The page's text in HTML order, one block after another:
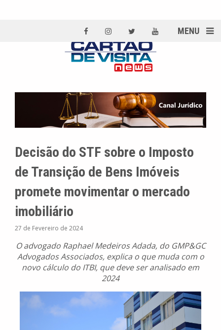
MENU
Decisão do STF sobre o Imposto
de Transição de Bens Imóveis
promete movimentar o mercado
imobiliário
27 de Fevereiro de 2024
O advogado Raphael Medeiros Adada, do GMP&GC
Advogados Associados, explica o que muda com o
novo cálculo do ITBI, que deve ser analisado em
2024